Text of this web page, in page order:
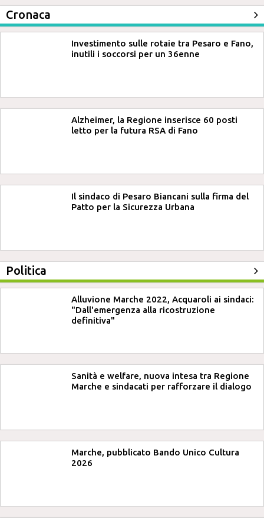
Cronaca
Investimento sulle rotaie tra Pesaro e Fano,
inutili i soccorsi per un 36enne
Alzheimer, la Regione inserisce 60 posti
letto per la futura RSA di Fano
Il sindaco di Pesaro Biancani sulla firma del
Patto per la Sicurezza Urbana
Politica
Alluvione Marche 2022, Acquaroli ai sindaci:
"Dall'emergenza alla ricostruzione
definitiva"
Sanità e welfare, nuova intesa tra Regione
Marche e sindacati per rafforzare il dialogo
Marche, pubblicato Bando Unico Cultura
2026